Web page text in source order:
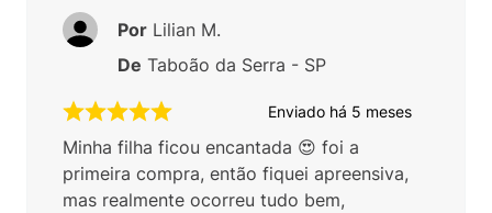
Enviado há 5 meses
Minha filha ficou encantada 😍 foi a
primeira compra, então fiquei apreensiva,
mas realmente ocorreu tudo bem,
Por Lilian M.
De Taboão da Serra - SP